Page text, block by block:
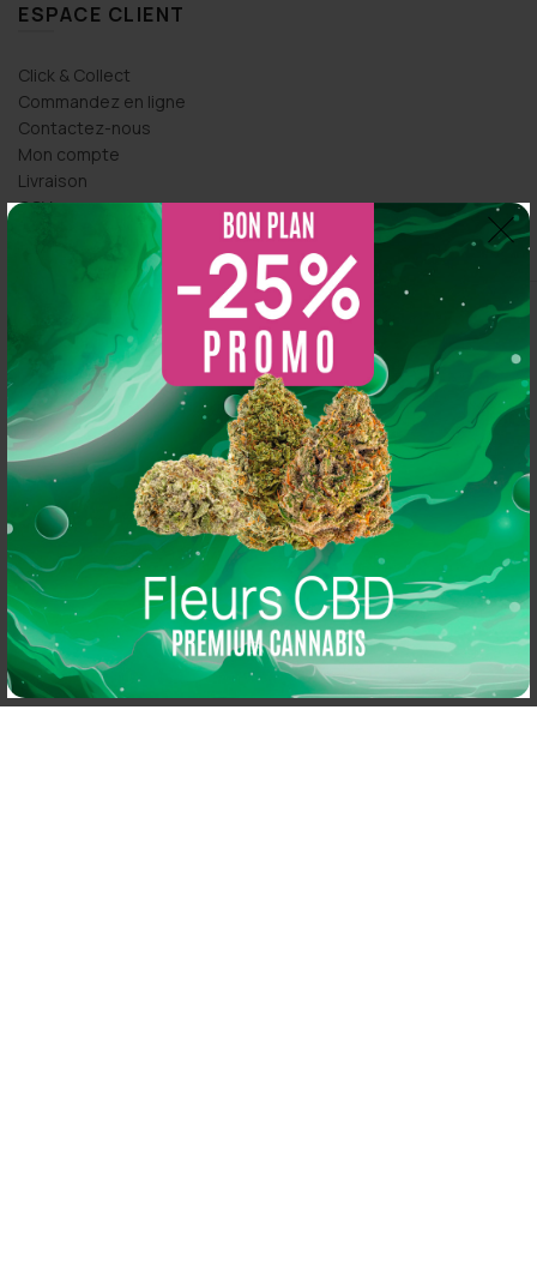
ESPACE CLIENT
Click & Collect
Commandez en ligne
Contactez-nous
Mon compte
Livraison
CGV
So CBD
5.0
Basé sur 216 avis
powered byG og e
Thomas Arper
2 years ago
Magasin au top, bonne variété et vendeur généreux
N'hésitez pas à y aller vous y trouverez de qualité